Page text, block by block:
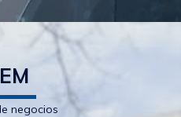
negocios